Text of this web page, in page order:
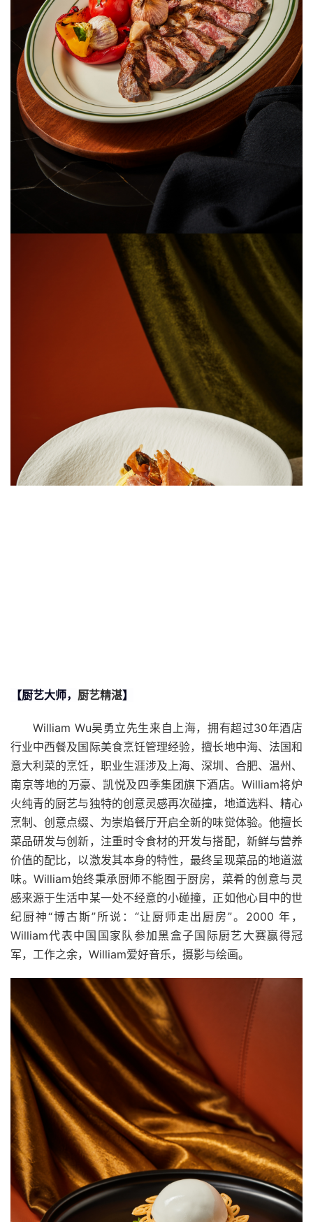
【厨艺大师， 厨艺精湛】
William Wu吴勇立先生来自上海，拥有超过30年酒店
行业中西餐及国际美食烹饪管理经验，擅长地中海、法国和
意大利菜的烹饪，职业生涯涉及上海、深圳、合肥、温州、
南京等地的万豪、凯悦及四季集团旗下酒店。William将炉
火纯青的厨艺与独特的创意灵感再次碰撞，地道选料、精心
烹制、创意点缀、为崇焰餐厅开启全新的味觉体验。他擅长
菜品研发与创新，注重时令食材的开发与搭配，新鲜与营养
价值的配比，以激发其本身的特性，最终呈现菜品的地道滋
味。William始终秉承厨师不能囿于厨房，菜肴的创意与灵
感来源于生活中某一处不经意的小碰撞，正如他心目中的世
纪厨神“博古斯”所说：“让厨师走出厨房”。2000 年，
William代表中国国家队参加黑盒子国际厨艺大赛赢得冠
军，工作之余，William爱好音乐，摄影与绘画。